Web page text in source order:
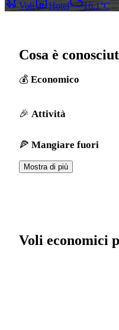
Voli
Hotel 16.1°C
Cosa è
Economico
Attività
Mangiare fuori
Mostra di più
Voli economici